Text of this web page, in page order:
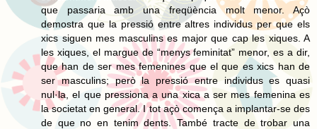
que passaria amb una freqüència molt menor. Açò
demostra que la pressió entre altres individus per que els
xics siguen mes masculins es major que cap les xiques. A
les xiques, el margue de “menys feminitat” menor, es a dir,
que han de ser mes femenines que el que es xics han de
ser masculins; però la pressió entre individus es quasi
nul·la, el que pressiona a una xica a ser mes femenina es
la societat en general. I tot açò comença a implantar-se des
de que no en tenim dents. També tracte de trobar una